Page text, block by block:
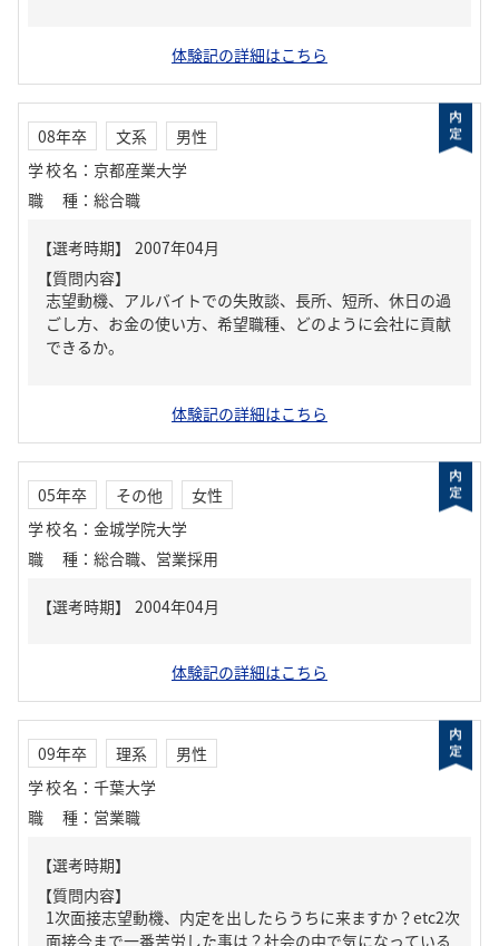
体験記の詳細はこちら
08年卒 文系
男性
学校名 ： 京都産業大学
職種 ： 総合職
【質問内容】
志望動機、アルバイトでの失敗談、長所、短所、休日の過
ごし方、お金の使い方、希望職種、どのように会社に貢献
できるか。
体験記の詳細はこちら
05年卒 その他
女性
学校名 ： 金城学院大学
職種 ： 総合職、営業採用
体験記の詳細はこちら
09年卒 理系
男性
学校名 ： 千葉大学
職種 ： 営業職
【質問内容】
1次面接志望動機、内定を出したらうちに来ますか？etc2次
面接今まで一番苦労した事は？社会の中で気になっている